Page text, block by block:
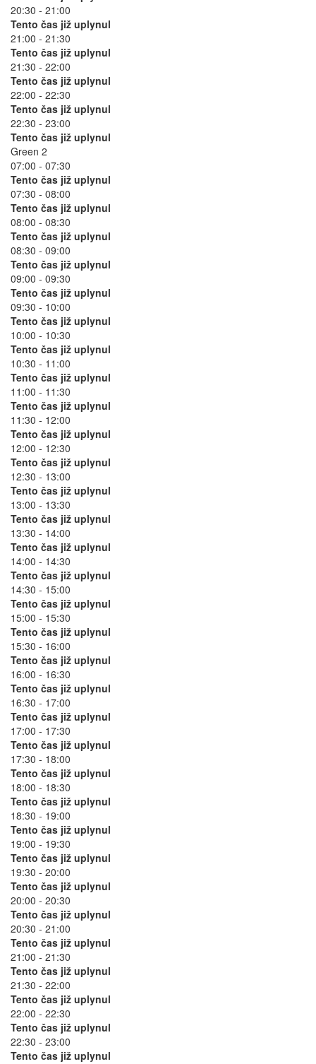
20:30 - 21:00
Tento čas již uplynul
21:00 - 21:30
Tento čas již uplynul
21:30 - 22:00
Tento čas již uplynul
22:00 - 22:30
Tento čas již uplynul
22:30 - 23:00
Tento čas již uplynul
Green 2
07:00 - 07:30
Tento čas již uplynul
07:30 - 08:00
Tento čas již uplynul
08:00 - 08:30
Tento čas již uplynul
08:30 - 09:00
Tento čas již uplynul
09:00 - 09:30
Tento čas již uplynul
09:30 - 10:00
Tento čas již uplynul
10:00 - 10:30
Tento čas již uplynul
10:30 - 11:00
Tento čas již uplynul
11:00 - 11:30
Tento čas již uplynul
11:30 - 12:00
Tento čas již uplynul
12:00 - 12:30
Tento čas již uplynul
12:30 - 13:00
Tento čas již uplynul
13:00 - 13:30
Tento čas již uplynul
13:30 - 14:00
Tento čas již uplynul
14:00 - 14:30
Tento čas již uplynul
14:30 - 15:00
Tento čas již uplynul
15:00 - 15:30
Tento čas již uplynul
15:30 - 16:00
Tento čas již uplynul
16:00 - 16:30
Tento čas již uplynul
16:30 - 17:00
Tento čas již uplynul
17:00 - 17:30
Tento čas již uplynul
17:30 - 18:00
Tento čas již uplynul
18:00 - 18:30
Tento čas již uplynul
18:30 - 19:00
Tento čas již uplynul
19:00 - 19:30
Tento čas již uplynul
19:30 - 20:00
Tento čas již uplynul
20:00 - 20:30
Tento čas již uplynul
20:30 - 21:00
Tento čas již uplynul
21:00 - 21:30
Tento čas již uplynul
21:30 - 22:00
Tento čas již uplynul
22:00 - 22:30
Tento čas již uplynul
22:30 - 23:00
Tento čas již uplynul